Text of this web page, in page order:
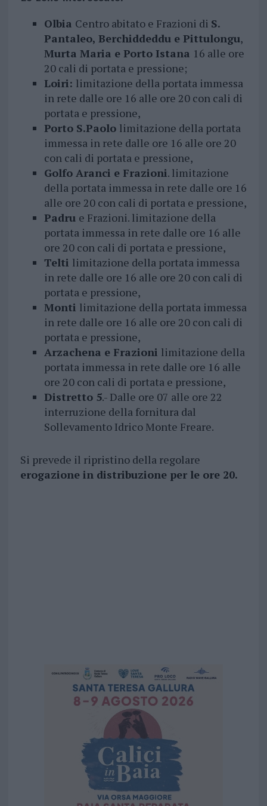
Olbia Centro abitato e Frazioni di S.
Pantaleo, Berchiddeddu e Pittulongu,
Murta Maria e Porto Istana 16 alle ore
20 cali di portata e pressione;
Loiri: limitazione della portata immessa
in rete dalle ore 16 alle ore 20 con cali di
portata e pressione,
Porto S.Paolo limitazione della portata
immessa in rete dalle ore 16 alle ore 20
con cali di portata e pressione,
Golfo Aranci e Frazioni. limitazione
della portata immessa in rete dalle ore 16
alle ore 20 con cali di portata e pressione,
Padru e Frazioni. limitazione della
portata immessa in rete dalle ore 16 alle
ore 20 con cali di portata e pressione,
Telti limitazione della portata immessa
in rete dalle ore 16 alle ore 20 con cali di
portata e pressione,
Monti limitazione della portata immessa
in rete dalle ore 16 alle ore 20 con cali di
portata e pressione,
Arzachena e Frazioni limitazione della
portata immessa in rete dalle ore 16 alle
ore 20 con cali di portata e pressione,
Distretto 5.- Dalle ore 07 alle ore 22
interruzione della fornitura dal
Sollevamento Idrico Monte Freare.
Si prevede il ripristino della regolare
erogazione in distribuzione per le ore 20.